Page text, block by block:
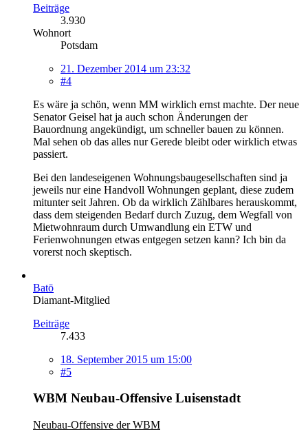
Beiträge
3.930
Wohnort
Potsdam
21. Dezember 2014 um 23:32
#4
Es wäre ja schön, wenn MM wirklich ernst machte. Der neue
Senator Geisel hat ja auch schon Änderungen der
Bauordnung angekündigt, um schneller bauen zu können.
Mal sehen ob das alles nur Gerede bleibt oder wirklich etwas
passiert.
Bei den landeseigenen Wohnungsbaugesellschaften sind ja
jeweils nur eine Handvoll Wohnungen geplant, diese zudem
mitunter seit Jahren. Ob da wirklich Zählbares herauskommt,
dass dem steigenden Bedarf durch Zuzug, dem Wegfall von
Mietwohnraum durch Umwandlung ein ETW und
Ferienwohnungen etwas entgegen setzen kann? Ich bin da
vorerst noch skeptisch.
Batō
Diamant-Mitglied
Beiträge
7.433
18. September 2015 um 15:00
#5
WBM Neubau-Offensive Luisenstadt
Neubau-Offensive der WBM